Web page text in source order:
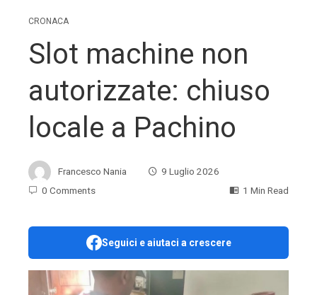
CRONACA
Slot machine non
autorizzate: chiuso
locale a Pachino
Francesco Nania
9 Luglio 2026
0 Comments
1 Min Read
Seguici e aiutaci a crescere